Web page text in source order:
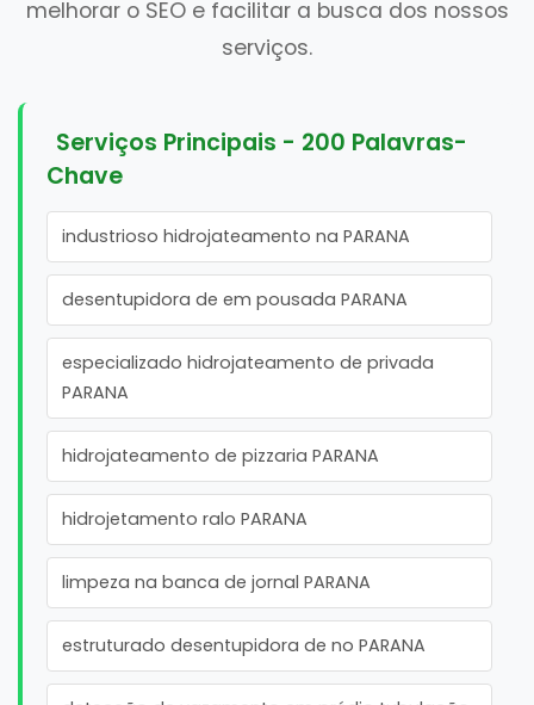
melhorar o SEO e facilitar a busca dos nossos
serviços.
Serviços Principais - 200 Palavras-
Chave
industrioso hidrojateamento na PARANA
desentupidora de em pousada PARANA
especializado hidrojateamento de privada
PARANA
hidrojateamento de pizzaria PARANA
hidrojetamento ralo PARANA
limpeza na banca de jornal PARANA
estruturado desentupidora de no PARANA